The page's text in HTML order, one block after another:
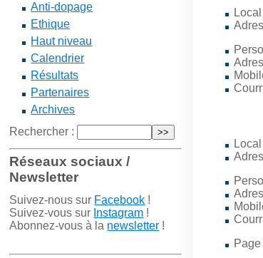
Anti-dopage
Ethique
Haut niveau
Calendrier
Résultats
Partenaires
Archives
Rechercher :
Réseaux sociaux /
Newsletter
Suivez-nous sur Facebook !
Suivez-vous sur Instagram !
Abonnez-vous à la newsletter !
Page